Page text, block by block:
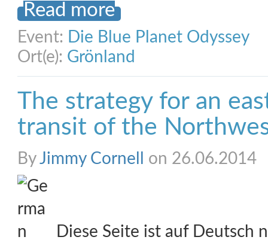
Read more
Event: Die Blue Planet Odyssey
Ort(e): Grönland
The strategy for an
transit of the
ByJimmy Cornell on 26.06.2014
Diese Seite ist auf Deutsch